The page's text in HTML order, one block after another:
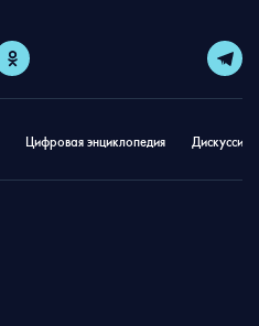
Цифровая энциклопедия